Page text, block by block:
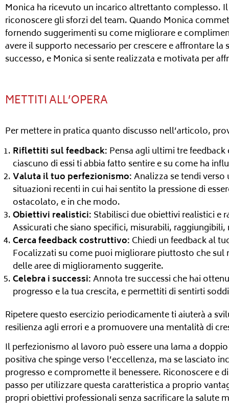
Monica ha ricevuto un incarico altrettanto complesso.
riconoscere gli sforzi del team. Quando Monica
fornendo suggerimenti su come migliorare e
avere il supporto necessario per crescere e affrontare
successo, e Monica si sente realizzata e motivata per
METTITI ALL’OPERA
Per mettere in pratica quanto discusso nell’articolo,
Riflettiti sul feedback: Pensa agli ultimi tre
ciascuno di essi ti abbia fatto sentire e su come ha
Valuta il tuo perfezionismo:Analizza se tendi
situazioni recenti in cui hai sentito la pressione di
ostacolato, e in che modo.
Obiettivi realistici: Stabilisci due obiettivi realistici
Assicurati che siano specifici, misurabili,
Cerca feedback costruttivo: Chiedi un feedback al
Focalizzati su come puoi migliorare piuttosto che
delle aree di miglioramento suggerite.
Celebra i successi:Annota tre successi che hai
progresso e la tua crescita, e permettiti di sentirti
Ripetere questo esercizio periodicamente ti aiuterà a
resilienza agli errori e a promuovere una mentalità di
Il perfezionismo al lavoro può essere una lama a
positiva che spinge verso l’eccellenza, ma se lasciato
progresso e compromette il benessere. Riconoscere e
passo per utilizzare questa caratteristica a proprio
propri obiettivi professionali senza sacrificare la salute